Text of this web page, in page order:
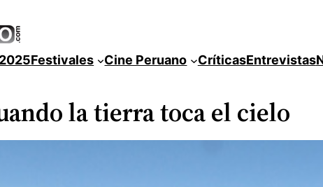
Festivales Cine Peruano CríticasEntrevistas
la tierra toca el cielo